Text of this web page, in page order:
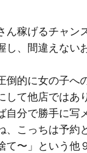
ん稼げるチャン
し、間違えない
倒的に女の子へ
して他店ではあ
自分で勝手に写
、こっちは予約
て〜」という他